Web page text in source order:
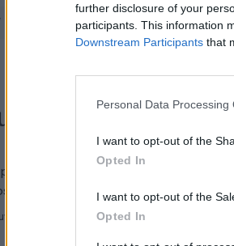
further disclosure of your
participants. This information
Downstream Participants that
Personal Data Processing
I want to opt-out of the
Opted In
I want to opt-out of the
Opted In
įrašai
00:02:08
orkestras
apgynė čempionų vardą
diena